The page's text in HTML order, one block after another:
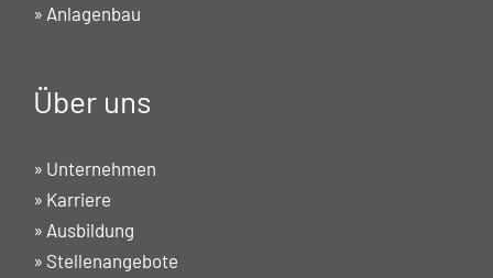
» Anlagenbau
Über uns
» Unternehmen
» Karriere
» Ausbildung
» Stellenangebote